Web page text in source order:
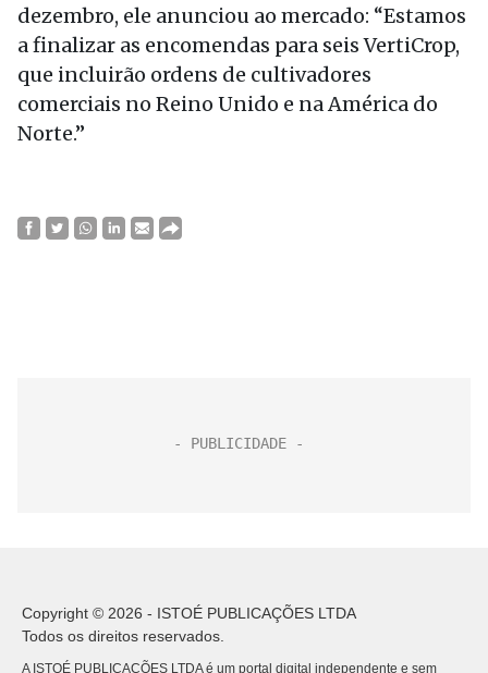
dezembro, ele anunciou ao mercado: “Estamos
a finalizar as encomendas para seis VertiCrop,
que incluirão ordens de cultivadores
comerciais no Reino Unido e na América do
Norte.”
Copyright © 2026 - ISTOÉ PUBLICAÇÕES LTDA
Todos os direitos reservados.
A ISTOÉ PUBLICAÇÕES LTDA é um portal digital independente e sem